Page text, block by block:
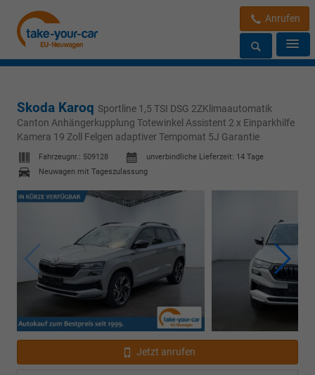
Anrufen
Skoda Karoq Sportline 1,5 TSI DSG 2ZKlimaautomatik
Canton Anhängerkupplung Totewinkel Assistent 2 x Einparkhilfe
Kamera 19 Zoll Felgen adaptiver Tempomat 5J Garantie
Fahrzeugnr.: 509128 unverbindliche Lieferzeit: 14 Tage
Neuwagen mit Tageszulassung
Jetzt anrufen